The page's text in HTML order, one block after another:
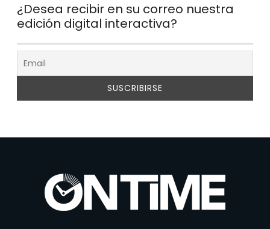
¿Desea recibir en su correo nuestra
edición digital interactiva?